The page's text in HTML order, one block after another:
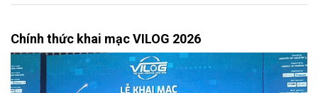
Chính thức khai mạc VILOG 2026